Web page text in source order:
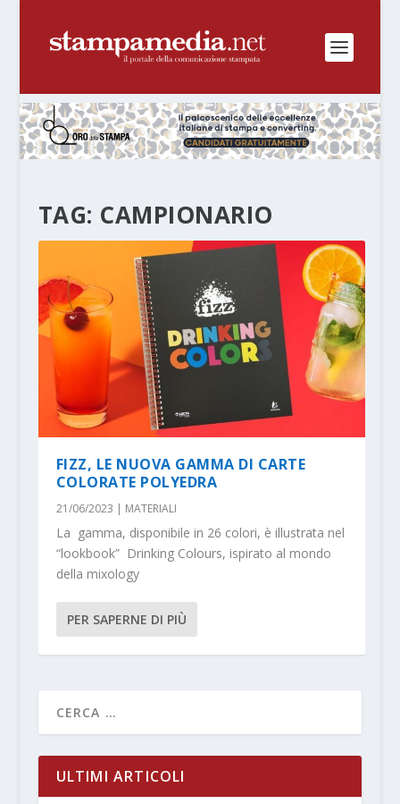
TAG: CAMPIONARIO
FIZZ, LE NUOVA GAMMA DI CARTE
COLORATE POLYEDRA
21/06/2023 | MATERIALI
La gamma, disponibile in 26 colori, è illustrata nel
“lookbook” Drinking Colours, ispirato al mondo
della mixology
PER SAPERNE DI PIÙ
ULTIMI ARTICOLI